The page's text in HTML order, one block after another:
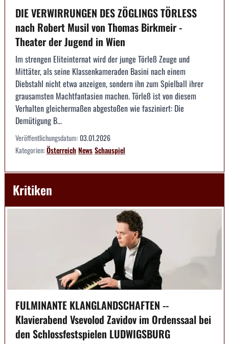
DIE VERWIRRUNGEN DES ZÖGLINGS TÖRLESS
nach Robert Musil von Thomas Birkmeir -
Theater der Jugend in Wien
Im strengen Eliteinternat wird der junge Törleß Zeuge und
Mittäter, als seine Klassenkameraden Basini nach einem
Diebstahl nicht etwa anzeigen, sondern ihn zum Spielball ihrer
grausamsten Machtfantasien machen. Törleß ist von diesem
Verhalten gleichermaßen abgestoßen wie fasziniert: Die
Demütigung B...
Veröffentlichungsdatum:03.01.2026
Kategorien:ÖsterreichNewsSchauspiel
Kritiken
FULMINANTE KLANGLANDSCHAFTEN --
Klavierabend Vsevolod Zavidov im Ordenssaal bei
den Schlossfestspielen LUDWIGSBURG